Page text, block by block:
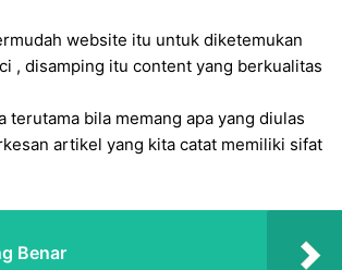
website itu untuk diketemukan
, disamping itu content yang berkualitas
bila memang apa yang diulas
artikel yang kita catat memiliki sifat
Benar